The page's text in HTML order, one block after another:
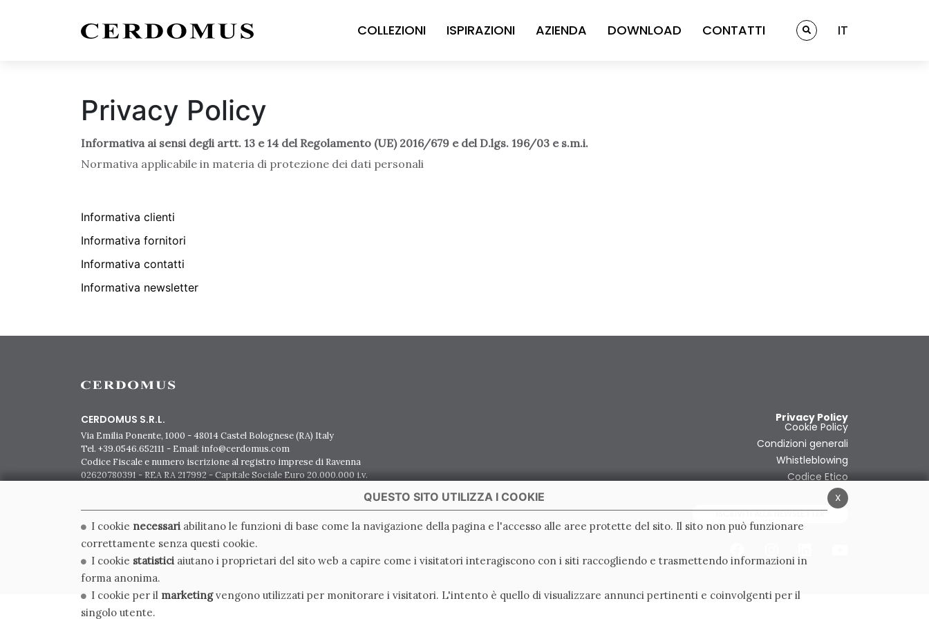
COLLEZIONI ISPIRAZIONI AZIENDA DOWNLOAD CONTATTI IT
Privacy Policy
Informativa ai sensi degli artt. 13 e 14 del Regolamento (UE) 2016/679 e del D.lgs. 196/03 e s.m.i.
Normativa applicabile in materia di protezione dei dati personali
Informativa clienti
Informativa fornitori
Informativa contatti
Informativa newsletter
CERDOMUS S.R.L.
Via Emilia Ponente, 1000 - 48014 Castel Bolognese (RA) Italy
Tel. +39.0546.652111 - Email: info@cerdomus.com
Codice Fiscale e numero iscrizione al registro imprese di Ravenna
02620780391 - REA RA 217992 - Capitale Sociale Euro 20.000.000 i.v.
Privacy Policy
Cookie Policy
Condizioni generali
Whistleblowing
Codice Etico
ISCRIVITI ALLA NEWSLETTER
x
QUESTO SITO UTILIZZA I COOKIE
I cookie necessari abilitano le funzioni di base come la navigazione della pagina e l'accesso alle aree protette del sito. Il sito non può funzionare
correttamente senza questi cookie.
I cookie statistici aiutano i proprietari del sito web a capire come i visitatori interagiscono con i siti raccogliendo e trasmettendo informazioni in
forma anonima.
I cookie per il marketingvengono utilizzati per monitorare i visitatori. L'intento è quello di visualizzare annunci pertinenti e coinvolgenti per il
singolo utente.